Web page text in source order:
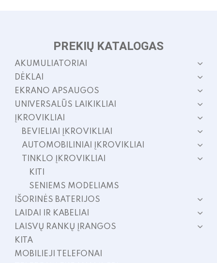
PREKIŲ KATALOGAS
AKUMULIATORIAI
DĖKLAI
EKRANO APSAUGOS
UNIVERSALŪS LAIKIKLIAI
ĮKROVIKLIAI
BEVIELIAI ĮKROVIKLIAI
AUTOMOBILINIAI ĮKROVIKLIAI
TINKLO ĮKROVIKLIAI
KITI
SENIEMS MODELIAMS
IŠORINĖS BATERIJOS
LAIDAI IR KABELIAI
LAISVŲ RANKŲ ĮRANGOS
KITA
MOBILIEJI TELEFONAI